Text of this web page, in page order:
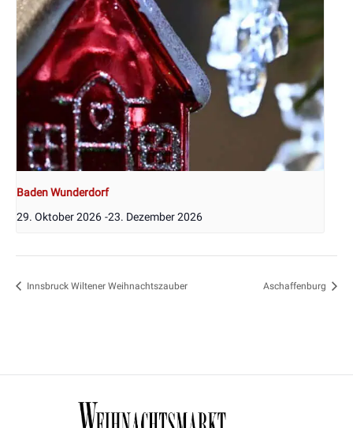
Baden Wunderdorf
29. Oktober 2026 -23. Dezember 2026
Innsbruck Wiltener Weihnachtszauber Aschaffenburg